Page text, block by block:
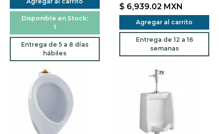
Disponible en Stock:
1
Entrega de 5 a 8 días
hábiles
$ 6,939.02 MXN
Agregar al carrito
Entrega de 12 a 16
semanas